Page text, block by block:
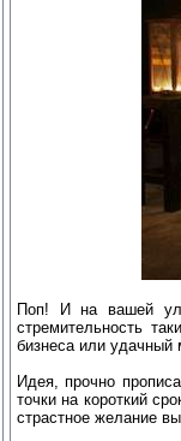
Поп! И на вашей
стремительность
бизнеса или удачный
Идея, прочно
точки на короткий
страстное желание